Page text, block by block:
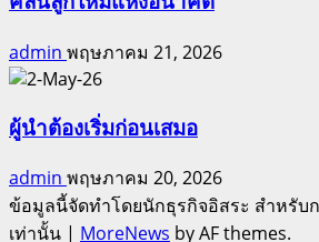
admin พฤษภาคม 21, 2026
ผู้นำต้องเริ่มก่อนเสมอ
admin พฤษภาคม 20, 2026
ข้อมูลนี้จัดทำโดยนักธุรกิจอิสระ สำหรับ
เท่านั้น | MoreNews by AF themes.